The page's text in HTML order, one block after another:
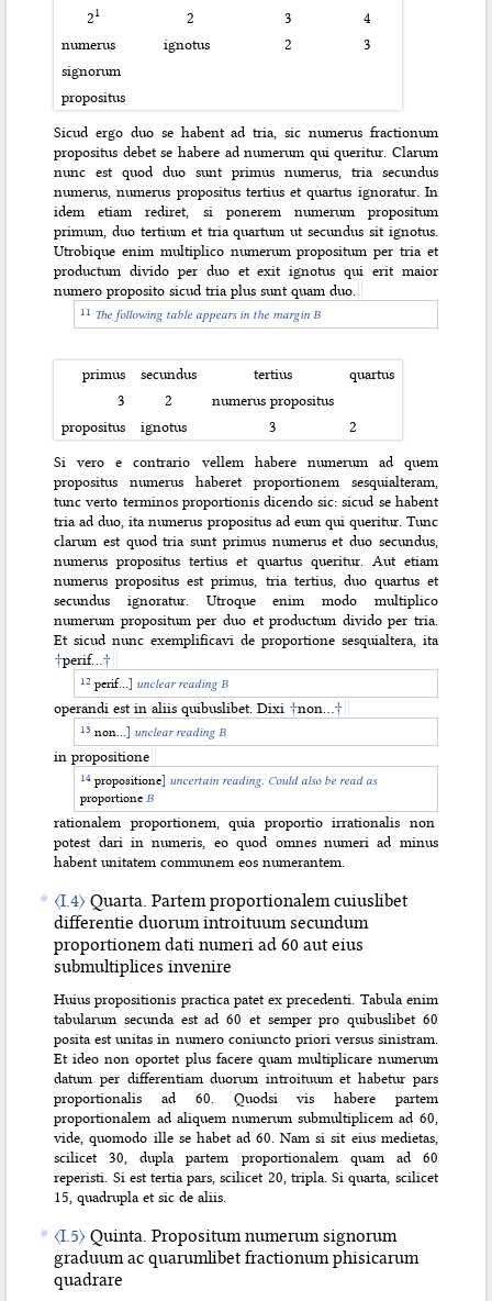
21 2 3
4
numerus
ignotus 2
3
signorum
propositus
Sicud ergo duo se habent ad tria, sic numerus fractionum
propositus debet se habere ad numerum qui queritur. Clarum
nunc est quod duo sunt primus numerus, tria secundus
numerus, numerus propositus tertius et quartus ignoratur. In
idem etiam rediret, si ponerem numerum propositum
primum, duo tertium et tria quartum ut secundus sit ignotus.
Utrobique enim multiplico numerum propositum per tria et
productum divido per duo et exitignotus qui erit maior
numero proposito sicud tria plus sunt quam duo.
The following table appears in the margin B
primus secundus tertius
quartus
3
2
numerus propositus
propositus
ignotus 3 2
Si vero e contrario vellem habere numerum ad quem
propositus numerus haberet proportionem sesquialteram,
tunc verto terminos proportionis dicendo sic: sicud se habent
tria ad duo, ita numerus propositus ad eum qui queritur. Tunc
clarum est quod tria sunt primus numerus et duo secundus,
numerus propositus tertius et quartus queritur. Aut etiam
numerus propositus est primus, tria tertius, duo quartus et
secundus ignoratur. Utroque enim modo multiplico
numerum propositum per duo et productum divido per tria.
Et sicud nunc exemplificavi de proportione sesquialtera, ita
†perif… †
perif…] unclear reading B
operandi est in aliis quibuslibet. Dixi †non… †
non…] unclear reading B
in propositione
propositione] uncertain reading. Could also be read as
proportione B
rationalem proportionem, quia proportio irrationalis non
potest dari in numeris, eo quod omnes numeri ad minus
habent unitatem communem eos numerantem.
〈I.4〉 Quarta. Partem proportionalem cuiuslibet
differentie duorum introituum secundum
proportionem dati numeri ad 60 aut eius
submultiplices invenire
Huius propositionis practica patet ex precedenti. Tabula enim
tabularum secunda est ad 60 et semper pro quibuslibet 60
posita est unitas in numero coniuncto priori versus sinistram.
Et ideo non oportet plus facere quam multiplicare numerum
datum per differentiam duorum introituum et habetur pars
proportionalis ad 60. Quodsi vis habere partem
proportionalem ad aliquem numerum submultiplicem ad 60,
vide, quomodo ille se habet ad 60. Nam si sit eius medietas,
scilicet 30, dupla partem proportionalem quam ad 60
reperisti. Si est tertia pars, scilicet 20, tripla. Si quarta, scilicet
15, quadrupla et sic de aliis.
〈I.5〉 Quinta. Propositum numerum signorum
graduum ac quarumlibet fractionum phisicarum
quadrare